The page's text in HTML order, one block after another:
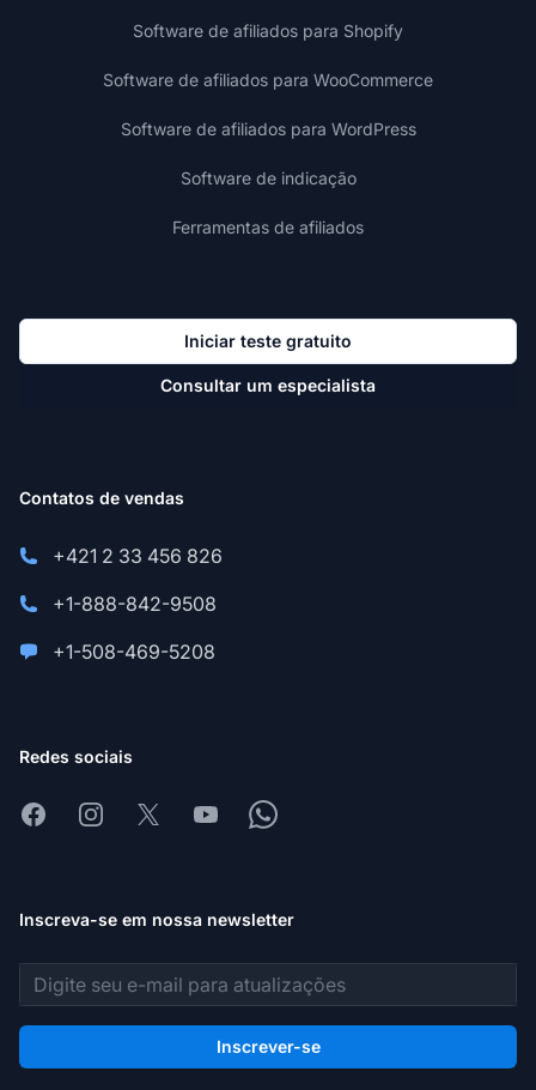
Software de afiliados para Shopify
Software de afiliados para WooCommerce
Software de afiliados para WordPress
Software de indicação
Ferramentas de afiliados
Iniciar teste gratuito
Consultar um especialista
Contatos de vendas
+421 2 33 456 826
+1-888-842-9508
+1-508-469-5208
Redes sociais
FacebookInstagram
X YoutubeWhatsapp
Inscreva-se em nossa newsletter
Endereço de e-mail
Inscrever-se